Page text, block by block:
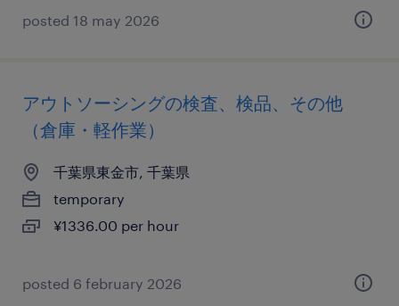
posted 18 may 2026
アウトソーシングの検査、検品、その他
（倉庫・軽作業）
千葉県東金市, 千葉県
temporary
¥1336.00 per hour
posted 6 february 2026